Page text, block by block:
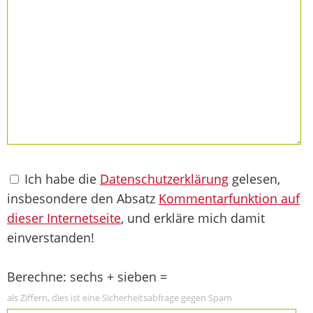
Ich habe die Datenschutzerklärung gelesen,
insbesondere den Absatz Kommentarfunktion auf
dieser Internetseite, und erkläre mich damit
einverstanden!
Berechne: sechs + sieben =
als Ziffern, dies ist eine Sicherheitsabfrage gegen Spam